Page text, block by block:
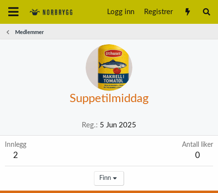
Logg inn Registrer
Medlemmer
Suppetilmiddag
Reg. 5 Jun 2025
Innlegg
2
Antall liker
0
Finn